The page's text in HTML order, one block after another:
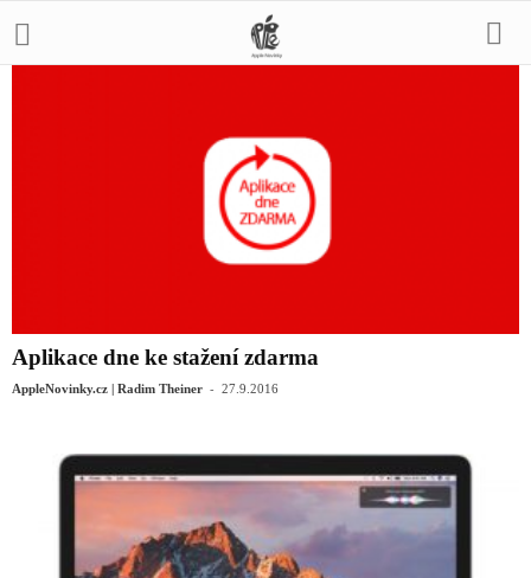
Aplikace dne ke stažení zdarma
AppleNovinky.cz | Radim Theiner - 27.9.2016